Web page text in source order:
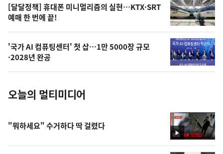
오
늘
의
사
진
[달달정책] 휴대폰 미니멀리즘의 실현…KTX·SRT
예매 한 번에 끝!
'국가 AI 컴퓨팅센터' 첫 삽…1만 5000장 규모
·2028년 완공
오늘의 멀티미디어
영
상
"뭐하세요" 수거하다 딱 걸렸다